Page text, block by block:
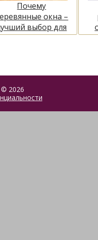
Почему
окна –
выбор для
бани
© 2026